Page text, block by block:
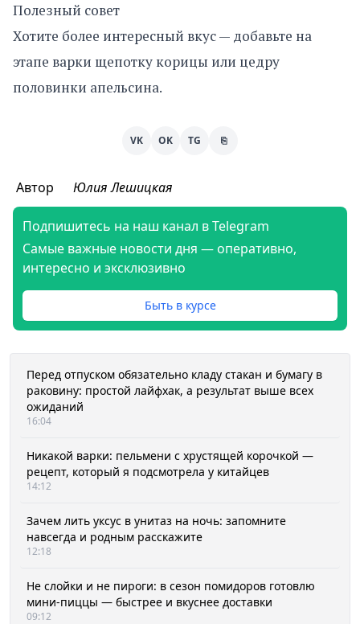
Полезный совет
Хотите более интересный вкус — добавьте на
этапе варки щепотку корицы или цедру
половинки апельсина.
VK OK TG ⎘
Автор Юлия Лешицкая
Подпишитесь на наш канал в Telegram
Самые важные новости дня — оперативно,
интересно и эксклюзивно
Быть в курсе
Перед отпуском обязательно кладу стакан и бумагу в
раковину: простой лайфхак, а результат выше всех
ожиданий
16:04
Никакой варки: пельмени с хрустящей корочкой —
рецепт, который я подсмотрела у китайцев
14:12
Зачем лить уксус в унитаз на ночь: запомните
навсегда и родным расскажите
12:18
Не слойки и не пироги: в сезон помидоров готовлю
мини-пиццы — быстрее и вкуснее доставки
09:12